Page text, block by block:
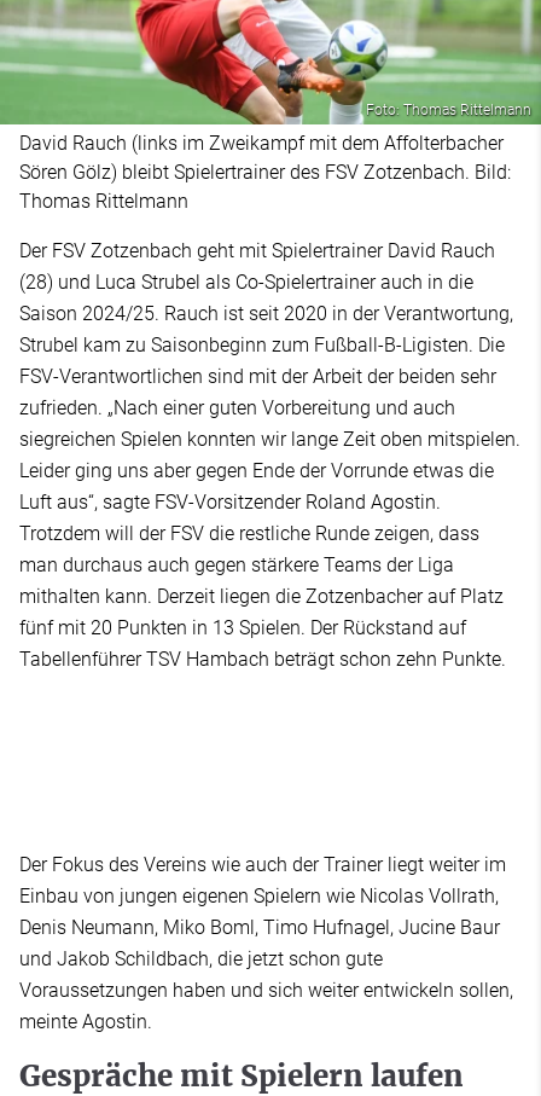
Foto: Thomas Rittelmann
David Rauch (links im Zweikampf mit dem Affolterbacher
Sören Gölz) bleibt Spielertrainer des FSV Zotzenbach. Bild:
Thomas Rittelmann
Der FSV Zotzenbach geht mit Spielertrainer David Rauch
(28) und Luca Strubel als Co-Spielertrainer auch in die
Saison 2024/25. Rauch ist seit 2020 in der Verantwortung,
Strubel kam zu Saisonbeginn zum Fußball-B-Ligisten. Die
FSV-Verantwortlichen sind mit der Arbeit der beiden sehr
zufrieden. „Nach einer guten Vorbereitung und auch
siegreichen Spielen konnten wir lange Zeit oben mitspielen.
Leider ging uns aber gegen Ende der Vorrunde etwas die
Luft aus“, sagte FSV-Vorsitzender Roland Agostin.
Trotzdem will der FSV die restliche Runde zeigen, dass
man durchaus auch gegen stärkere Teams der Liga
mithalten kann. Derzeit liegen die Zotzenbacher auf Platz
fünf mit 20 Punkten in 13 Spielen. Der Rückstand auf
Tabellenführer TSV Hambach beträgt schon zehn Punkte.
Der Fokus des Vereins wie auch der Trainer liegt weiter im
Einbau von jungen eigenen Spielern wie Nicolas Vollrath,
Denis Neumann, Miko Boml, Timo Hufnagel, Jucine Baur
und Jakob Schildbach, die jetzt schon gute
Voraussetzungen haben und sich weiter entwickeln sollen,
meinte Agostin.
Gespräche mit Spielern laufen